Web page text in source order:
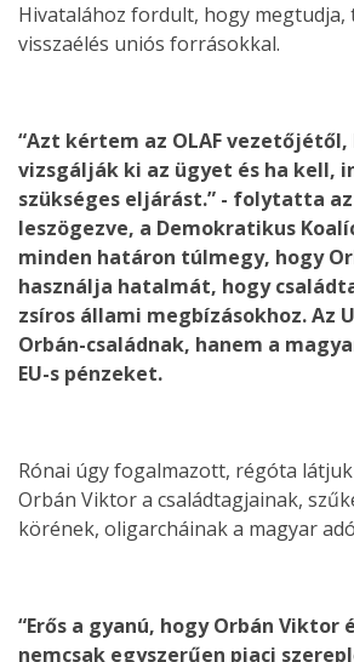
Hivatalához fordult, hogy
visszaélés uniós forrásokkal.
“Azt kértem az OLAF vezetőjétől,
vizsgálják ki az ügyet és ha kell,
szükséges eljárást.” - folytatta az
leszögezve, a Demokratikus
minden határon túlmegy, hogy
használja hatalmát, hogy
zsíros állami megbízásokhoz. Az
Orbán-családnak, hanem a
EU-s pénzeket.
Rónai úgy fogalmazott, régóta
Orbán Viktor a családtagjainak,
körének, oligarcháinak a magyar
“Erős a gyanú, hogy Orbán Viktor
nemcsak egyszerűen piaci